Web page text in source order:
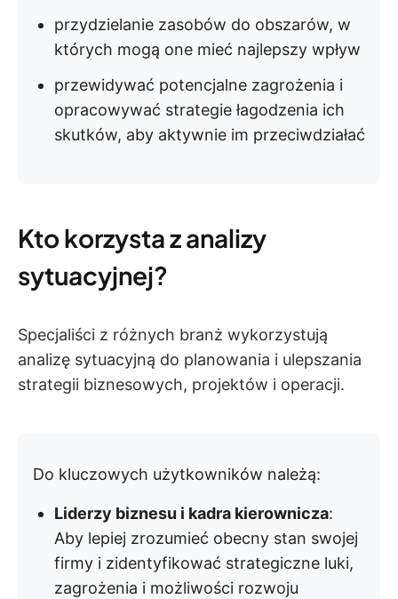
przydzielanie zasobów do obszarów, w
których mogą one mieć najlepszy wpływ
przewidywać potencjalne zagrożenia i
opracowywać strategie łagodzenia ich
skutków, aby aktywnie im przeciwdziałać
Kto korzysta z analizy
sytuacyjnej?
Specjaliści z różnych branż wykorzystują
analizę sytuacyjną do planowania i ulepszania
strategii biznesowych, projektów i operacji.
Do kluczowych użytkowników należą:
Liderzy biznesu i kadra kierownicza:
Aby lepiej zrozumieć obecny stan swojej
firmy i zidentyfikować strategiczne luki,
zagrożenia i możliwości rozwoju